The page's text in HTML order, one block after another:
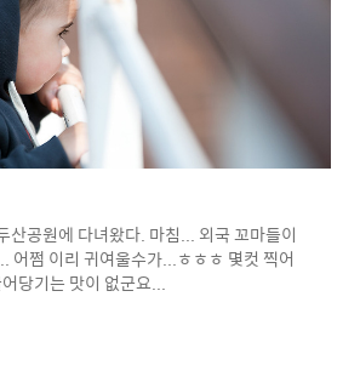
산공원에 다녀왔다. 마침... 외국 꼬마들이
어쩜 이리 귀여울수가...ㅎㅎㅎ 몇컷 찍어
당기는 맛이 없군요...